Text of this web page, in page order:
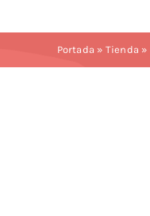
Portada » Tienda »